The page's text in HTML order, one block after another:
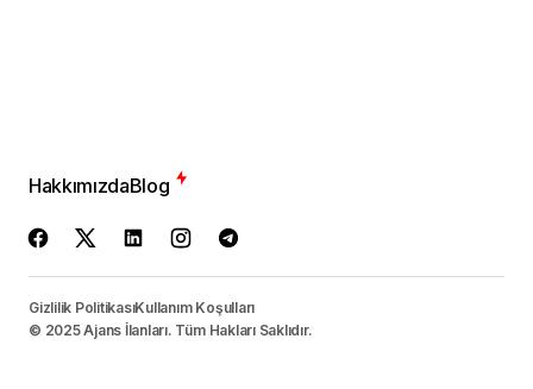
HakkımızdaBlog
Gizlilik PolitikasıKullanım Koşulları
© 2025 Ajans İlanları. Tüm Hakları Saklıdır.